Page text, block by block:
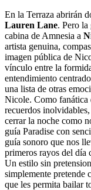
En la Terraza abrirán
Lauren Lane. Pero la
cabina de Amnesia a
artista genuina,
imagen pública de
vínculo entre la
entendimiento
una lista de otras
Nicole. Como fanática
recuerdos
cerrar la noche como
guía Paradise con
guía sonoro que nos
primeros rayos del día
Un estilo sin
simplemente pretende
que les permita bailar